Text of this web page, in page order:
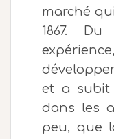
marché
1867.
et a subit
dans les
peu, que